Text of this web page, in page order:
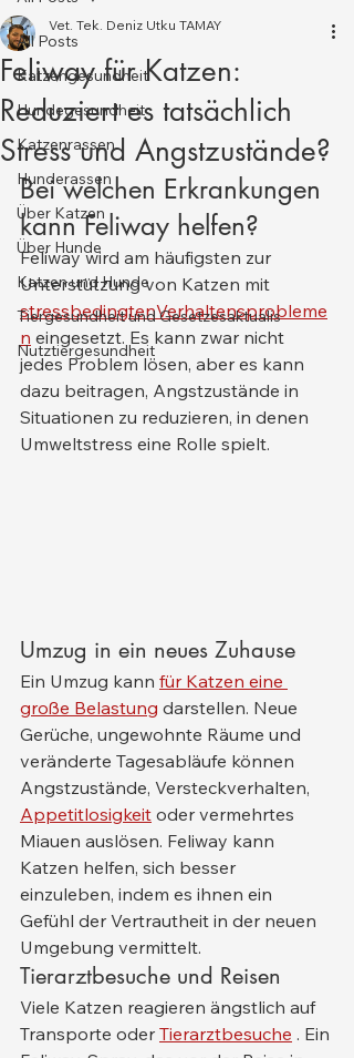
All Posts
Katzengesundheit
Hundegesundheit
Katzenrassen
Hunderassen
Über Katzen
Über Hunde
Katzen und Hunde
Tiergesundheit und Gesetzesaktualis
Nutztiergesundheit
Feliway für Katzen:
Reduziert es tatsächlich
Stress und Angstzustände?
Vet. Tek. Deniz Utku TAMAY
Bei welchen Erkrankungen
kann Feliway helfen?
Feliway wird am häufigsten zur
Unterstützung von Katzen mit
stressbedingtenVerhaltensprobleme
n eingesetzt. Es kann zwar nicht
jedes Problem lösen, aber es kann
dazu beitragen, Angstzustände in
Situationen zu reduzieren, in denen
Umweltstress eine Rolle spielt.
Umzug in ein neues Zuhause
Ein Umzug kann für Katzen eine
große Belastung darstellen. Neue
Gerüche, ungewohnte Räume und
veränderte Tagesabläufe können
Angstzustände, Versteckverhalten,
Appetitlosigkeit oder vermehrtes
Miauen auslösen. Feliway kann
Katzen helfen, sich besser
einzuleben, indem es ihnen ein
Gefühl der Vertrautheit in der neuen
Umgebung vermittelt.
Tierarztbesuche und Reisen
Viele Katzen reagieren ängstlich auf
Transporte oder Tierarztbesuche . Ein